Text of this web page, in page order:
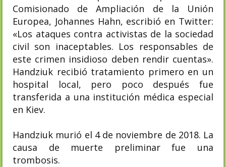
Comisionado de Ampliación de la Unión
Europea, Johannes Hahn, escribió en Twitter:
«Los ataques contra activistas de la sociedad
civil son inaceptables. Los responsables de
este crimen insidioso deben rendir cuentas».​
Handziuk recibió tratamiento primero en un
hospital local, pero poco después fue
transferida a una institución médica especial
en Kiev.
Handziuk murió el 4 de noviembre de 2018. La
causa de muerte preliminar fue una
trombosis.​